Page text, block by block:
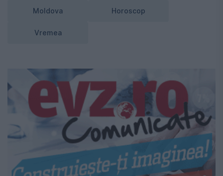
Moldova Horoscop
Vremea